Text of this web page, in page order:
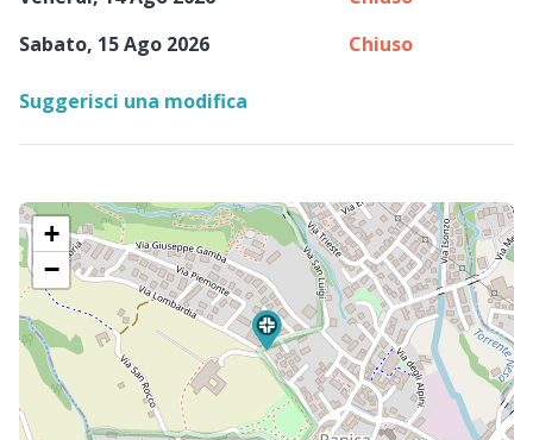
Sabato, 15 Ago 2026
Chiuso
Suggerisci una modifica
+
−